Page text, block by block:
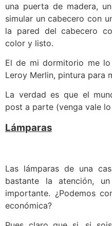
una puerta de madera,
simular un cabecero con
la pared del cabecero
color y listo.
El de mi dormitorio me
Leroy Merlin, pintura para
La verdad es que el
post a parte (venga vale lo
Lámparas
Las lámparas de una
bastante la atención,
importante. ¿Podemos
económica?